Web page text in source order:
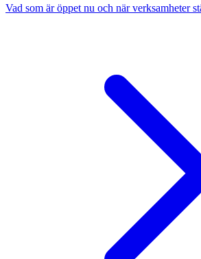
Vad som är öppet nu och när verksamheter